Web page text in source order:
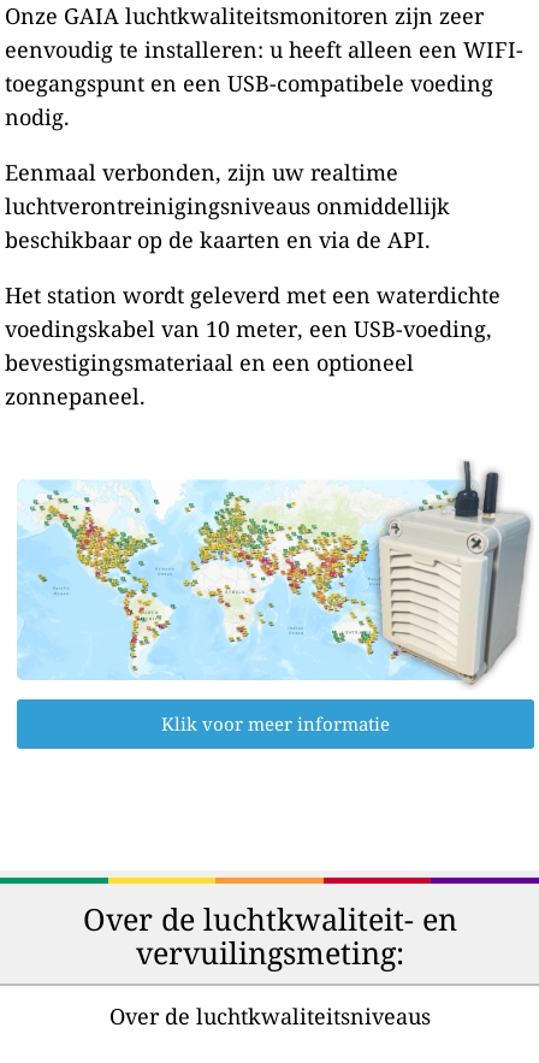
Onze GAIA luchtkwaliteitsmonitoren zijn zeer
eenvoudig te installeren: u heeft alleen een WIFI-
toegangspunt en een USB-compatibele voeding
nodig.
Eenmaal verbonden, zijn uw realtime
luchtverontreinigingsniveaus onmiddellijk
beschikbaar op de kaarten en via de API.
Het station wordt geleverd met een waterdichte
voedingskabel van 10 meter, een USB-voeding,
bevestigingsmateriaal en een optioneel
zonnepaneel.
Klik voor meer informatie
Over de luchtkwaliteit- en
vervuilingsmeting:
Over de luchtkwaliteitsniveaus